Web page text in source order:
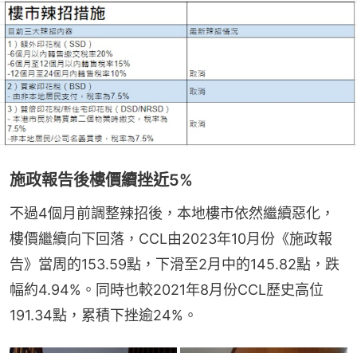
施政報告後樓價續挫近5%
不過4個月前調整辣招後，本地樓市依然繼續惡化，
樓價繼續向下回落，CCL由2023年10月份《施政報
告》當周的153.59點，下滑至2月中的145.82點，跌
幅約4.94%。同時也較2021年8月份CCL歷史高位
191.34點，累積下挫逾24%。